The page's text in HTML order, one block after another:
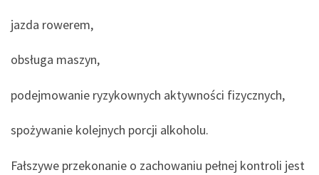
jazda rowerem,
obsługa maszyn,
podejmowanie ryzykownych aktywności fizycznych,
spożywanie kolejnych porcji alkoholu.
Fałszywe przekonanie o zachowaniu pełnej kontroli jest